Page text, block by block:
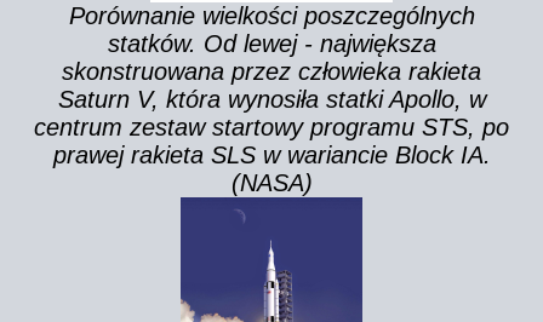
Porównanie wielkości poszczególnych
statków. Od lewej - największa
skonstruowana przez człowieka rakieta
Saturn V, która wynosiła statki Apollo, w
centrum zestaw startowy programu STS, po
prawej rakieta SLS w wariancie Block IA.
(NASA)